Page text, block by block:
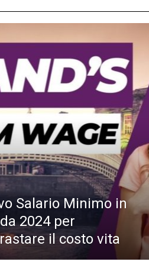
Salario Minimo in
2024 per
il costo vita